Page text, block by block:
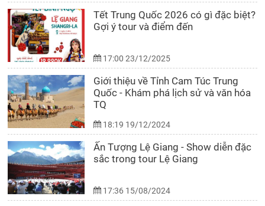
Tết Trung Quốc 2026 có gì đặc biệt?
Gợi ý tour và điểm đến
17:00 23/12/2025
Giới thiệu về Tỉnh Cam Túc Trung
Quốc - Khám phá lịch sử và văn hóa
TQ
18:19 19/12/2024
Ấn Tượng Lệ Giang - Show diễn đặc
sắc trong tour Lệ Giang
17:36 15/08/2024